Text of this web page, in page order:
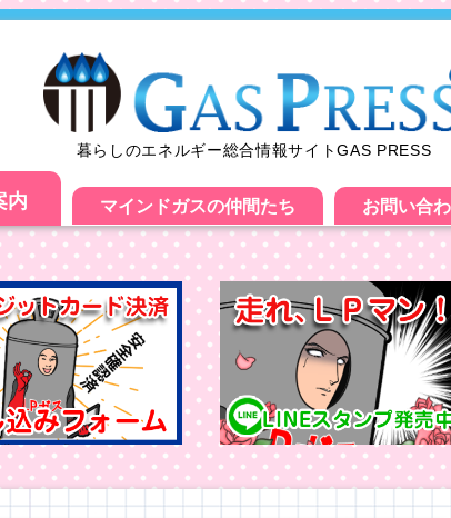
暮らしのエネルギー総合情報サイトGAS PRESS
内 マインドガスの仲間たち お問い合